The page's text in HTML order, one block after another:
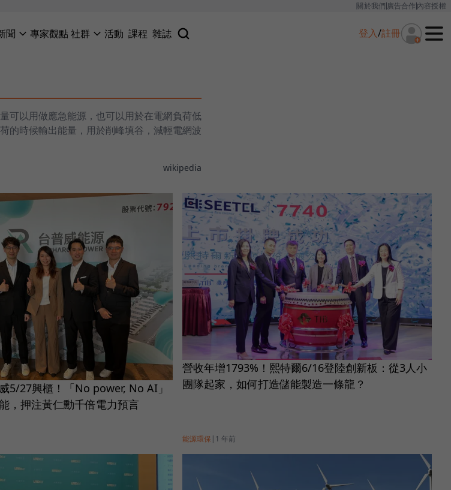
關於我們廣告合作內容授權
聞 專家觀點社群 活動 課程 雜誌 登入/註冊
可以用做應急能源，也可以用於在電網負荷低
的時候輸出能量，用於削峰填谷，減輕電網波
wikipedia
5/27興櫃！「No power, No AI」
，押注黃仁勳千倍電力預言
營收年增1793%！熙特爾6/16登陸創新板：從3人小
團隊起家，如何打造儲能製造一條龍？
能源環保 | 1 年前